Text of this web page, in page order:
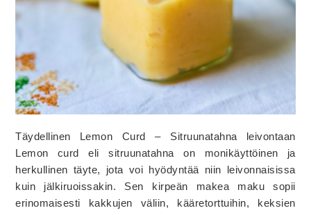
Täydellinen Lemon Curd – Sitruunatahna leivontaan
Lemon curd eli sitruunatahna on monikäyttöinen ja
herkullinen täyte, jota voi hyödyntää niin leivonnaisissa
kuin jälkiruoissakin. Sen kirpeän makea maku sopii
erinomaisesti kakkujen väliin, kääretorttuihin, keksien